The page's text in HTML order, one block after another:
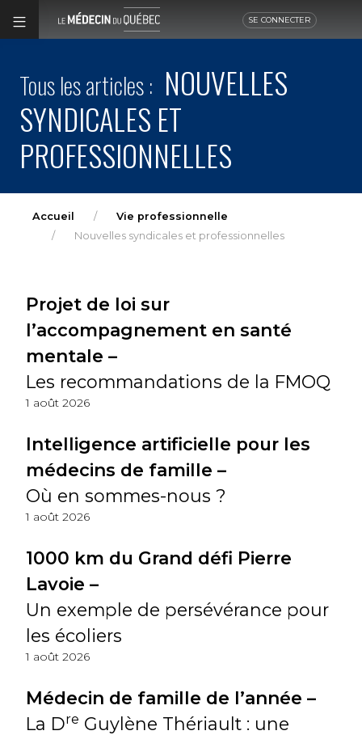
SE CONNECTER
Tous les articles : NOUVELLES
SYNDICALES ET
PROFESSIONNELLES
Accueil
Vie professionnelle
Nouvelles syndicales et professionnelles
Projet de loi sur
l’accompagnement en santé
mentale –
Les recommandations de la FMOQ
1 août 2026
Intelligence artificielle pour les
médecins de famille –
Où en sommes-nous ?
1 août 2026
1000 km du Grand défi Pierre
Lavoie –
Un exemple de persévérance pour
les écoliers
1 août 2026
Médecin de famille de l’année –
La Dre Guylène Thériault : une